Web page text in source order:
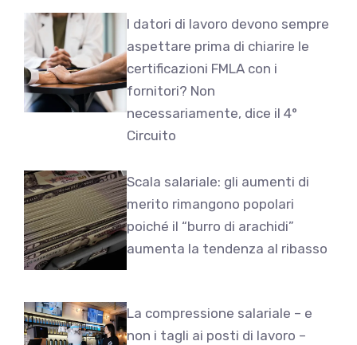
I datori di lavoro devono sempre
aspettare prima di chiarire le
certificazioni FMLA con i
fornitori? Non
necessariamente, dice il 4°
Circuito
Scala salariale: gli aumenti di
merito rimangono popolari
poiché il “burro di arachidi”
aumenta la tendenza al ribasso
La compressione salariale – e
non i tagli ai posti di lavoro –